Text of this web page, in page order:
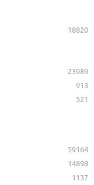
18820
23989
913
521
59164
14898
1137